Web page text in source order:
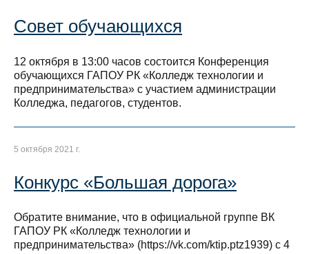
Совет обучающихся
12 октября в 13:00 часов состоится Конференция
обучающихся ГАПОУ РК «Колледж технологии и
предпринимательства» с участием администрации
Колледжа, педагогов, студентов.
5 октября 2021 г.
Конкурс «Большая дорога»
Обратите внимание, что в официальной группе ВК
ГАПОУ РК «Колледж технологии и
предпринимательства» (https://vk.com/ktip.ptz1939) с 4